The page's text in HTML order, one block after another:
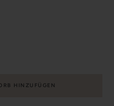
HINZUFÜGEN